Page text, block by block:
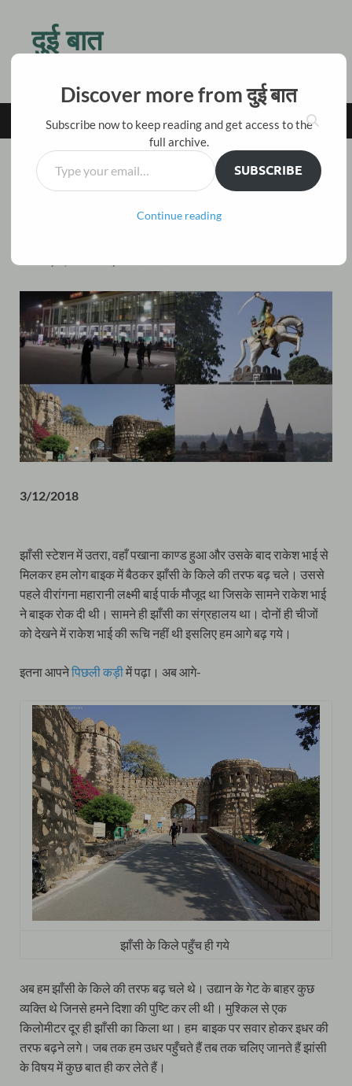
दुई बात
MAIN MENU
यात्रा वृत्तांत / यायावरी
3/12/2018
झाँसी स्टेशन में उतरा, वहाँ पखाना काण्ड हुआ और उसके बाद राकेश भाई से
मिलकर हम लोग बाइक में बैठकर झाँसी के किले की तरफ बढ़ चले। उससे
पहले वीरांगना महारानी लक्ष्मी बाई पार्क मौजूद था जिसके सामने राकेश भाई
ने बाइक रोक दी थी। सामने ही झाँसी का संग्रहालय था। दोनों ही चीजों
को देखने में राकेश भाई की रूचि नहीं थी इसलिए हम आगे बढ़ गये।
इतना आपनेपिछली कड़ीमें पढ़ा। अब आगे-
झाँसी के किले पहुँच ही गये
अब हम झाँसी के किले की तरफ बढ़ चले थे। उद्यान के गेट के बाहर कुछ
व्यक्ति थे जिनसे हमने दिशा की पुष्टि कर ली थी। मुश्किल से एक
किलोमीटर दूर ही झाँसी का किला था। हम बाइक पर सवार होकर इधर की
तरफ बढ़ने लगे। जब तक हम उधर पहुँचते हैं तब तक चलिए जानते हैं झांसी
के विषय में कुछ बात ही कर लेते हैं।
Discover more from दुई बात
Subscribe now to keep reading and get access to the
full archive.
SUBSCRIBE
Continue reading